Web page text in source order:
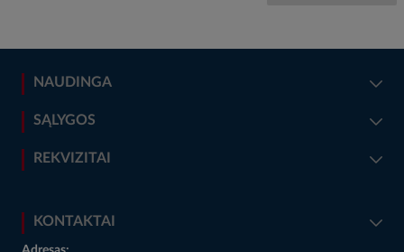
NAUDINGA
SĄLYGOS
REKVIZITAI
KONTAKTAI